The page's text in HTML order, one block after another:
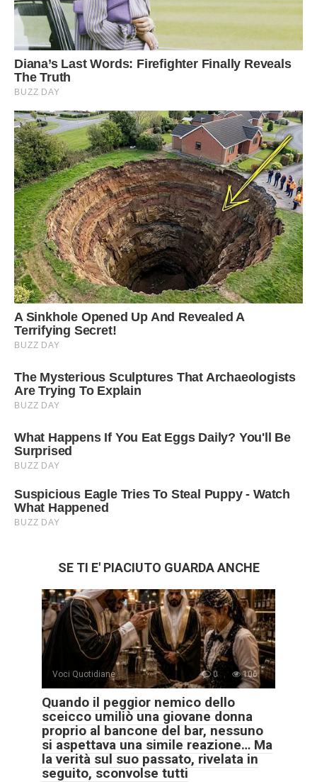
SE TI E' PIACIUTO GUARDA ANCHE
Voci Quotidiane 0 106
Quando il peggior nemico dello
sceicco umiliò una giovane donna
proprio al bancone del bar, nessuno
si aspettava una simile reazione… Ma
la verità sul suo passato, rivelata in
seguito, sconvolse tutti